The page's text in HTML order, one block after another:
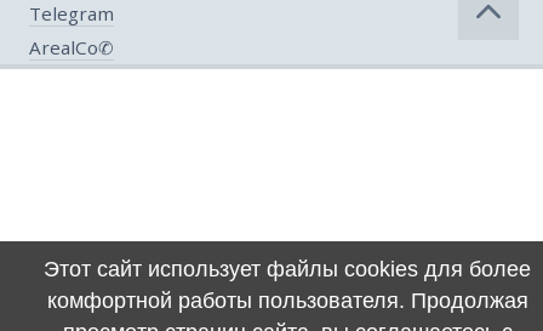
Telegram
ArealCo✆
Этот сайт использует файлы cookies для более
комфортной работы пользователя. Продолжая